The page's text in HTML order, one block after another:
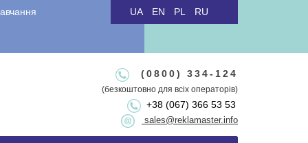
UA EN PL RU
(0800) 334-124
(безкоштовно для всіх операторів)
+38 (067) 366 53 53
sales@reklamaster.info